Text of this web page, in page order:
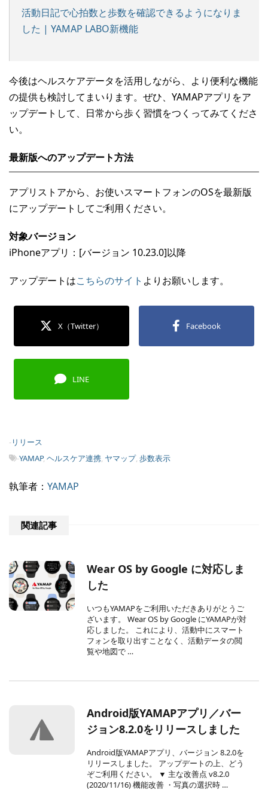
活動日記で心拍数と歩数を確認できるようになりま
した | YAMAP LABO新機能
今後はヘルスケアデータを活用しながら、より便利な機能
の提供も検討してまいります。ぜひ、YAMAPアプリをア
ップデートして、日常から歩く習慣をつくってみてくださ
い。
最新版へのアップデート方法
アプリストアから、お使いスマートフォンのOSを最新版
にアップデートしてご利用ください。
対象バージョン
iPhoneアプリ：[バージョン 10.23.0]以降
アップデートはこちらのサイト よりお願いします。
X（Twitter） Facebook
LINE
-リリース
-YAMAP, ヘルスケア連携, ヤマップ, 歩数表示
執筆者： YAMAP
関連記事
Wear OS by Google に対応しま
した
いつもYAMAPをご利用いただきありがとうご
ざいます。 Wear OS by Google にYAMAPが対
応しました。 これにより、活動中にスマート
フォンを取り出すことなく、活動データの閲
覧や地図で …
Android版YAMAPアプリ／バー
ジョン8.2.0をリリースしました
Android版YAMAPアプリ、バージョン 8.2.0を
リリースしました。 アップデートの上、どう
ぞご利用ください。 ▼ 主な改善点 v8.2.0
(2020/11/16) 機能改善 ・写真の選択時 …